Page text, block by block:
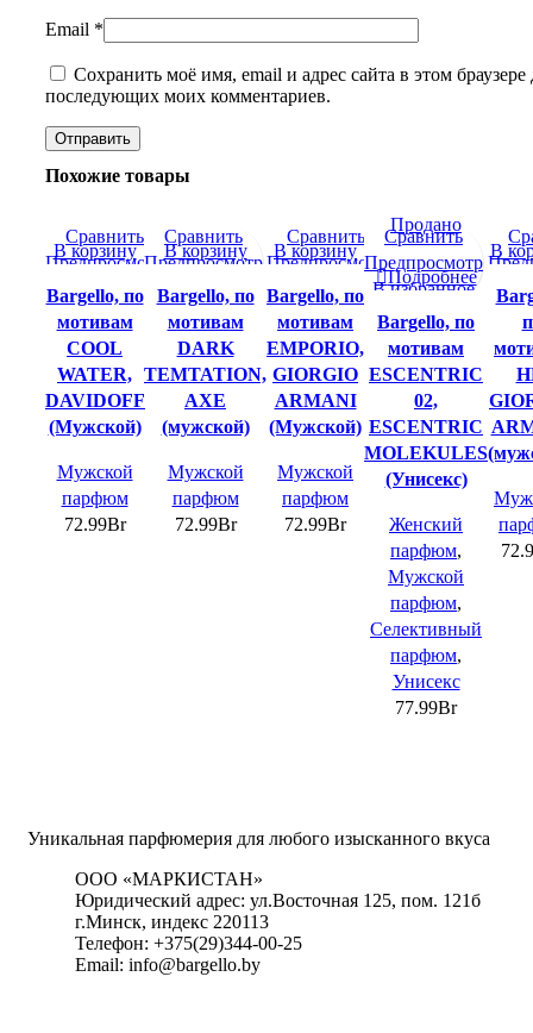
Email *
Сохранить моё имя, email и адрес сайта в этом браузере
последующих моих комментариев.
Похожие товары
Сравнить
Предпросмотр
В избранное
В корзину
Bargello, по
мотивам
COOL
WATER,
DAVIDOFF
(Мужской)
Мужской
парфюм
72.99Br
Сравнить
Предпросмотр
В избранное
В корзину
Bargello, по
мотивам
DARK
TEMTATION,
AXE
(мужской)
Мужской
парфюм
72.99Br
Сравнить
Предпросмотр
В избранное
В корзину
Bargello, по
мотивам
EMPORIO,
GIORGIO
ARMANI
(Мужской)
Мужской
парфюм
72.99Br
Продано
Сравнить
Предпросмотр
В избранное
Подробнее
Bargello, по
мотивам
ESCENTRIC
02,
ESCENTRIC
MOLEKULES
(Унисекс)
Женский
парфюм,
Мужской
парфюм,
Селективный
парфюм,
Унисекс
77.99Br
В
В
Уникальная парфюмерия для любого изысканного вкуса
ООО «МАРКИСТАН»
Юридический адрес: ул.Восточная 125, пом. 121б
г.Минск, индекс 220113
Телефон: +375(29)344-00-25
Email: info@bargello.by